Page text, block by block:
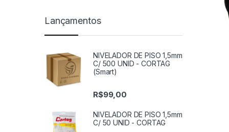
Lançamentos
NIVELADOR DE PISO 1,5mm
C/ 500 UNID - CORTAG
(Smart)
R$99,00
NIVELADOR DE PISO 1,5mm
C/ 50 UNID - CORTAG